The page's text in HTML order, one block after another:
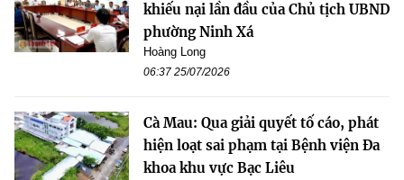
khiếu nại lần đầu của Chủ tịch UBND
phường Ninh Xá
Hoàng Long
06:37 25/07/2026
Cà Mau: Qua giải quyết tố cáo, phát
hiện loạt sai phạm tại Bệnh viện Đa
khoa khu vực Bạc Liêu